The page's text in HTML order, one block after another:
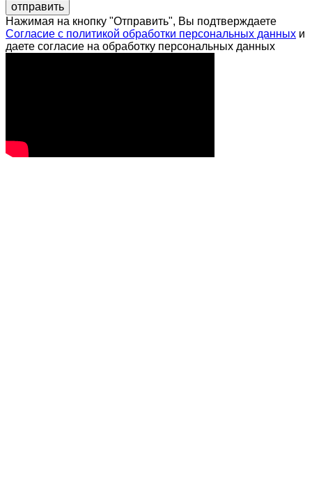
отправить
Нажимая на кнопку "Отправить", Вы подтверждаете
Согласие с политикой обработки персональных данных и
даете согласие на обработку персональных данных